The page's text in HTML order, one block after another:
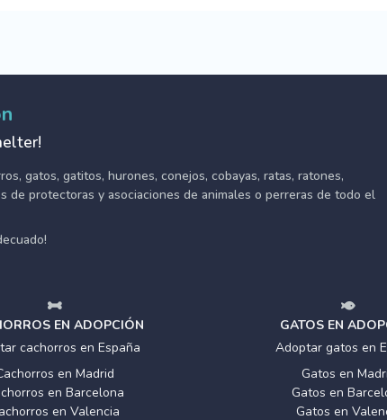
gatos, gatitos, hurones, conejos, cobayas, ratas, ratones,
de protectoras y asociaciones de animales o perreras de todo el
EN ADOPCIÓN
cachorros en España
en Madrid
en Barcelona
en Valencia
GATOS EN
Adoptar gatos en
Gatos en
Gatos en
Gatos en